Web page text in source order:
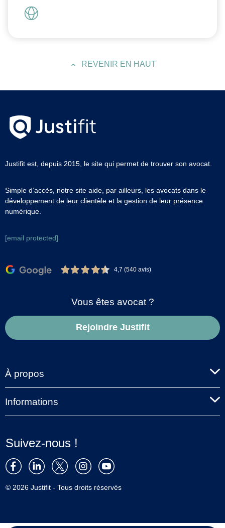
REVENIR EN HAUT
Justifit est, depuis 2015, le site qui permet de trouver son avocat.
Simple d’accès, notre site aide, par ailleurs, les avocats dans le
développement de leur clientèle et la gestion de leur présence
numérique.
[email protected]
4,7 (540 avis)
Vous êtes avocat ?
Rejoindre Justifit
À propos
Informations
Suivez-nous !
© 2026 Justifit - Tous droits réservés